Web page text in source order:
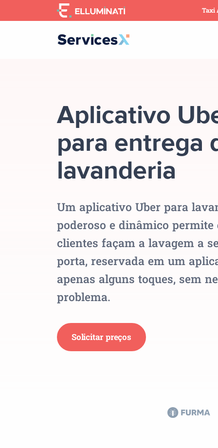
to
Taxi
Aplicativo
para entrega
lavanderia
Um aplicativo Uber para
poderoso e dinâmico permite
clientes façam a lavagem a
porta, reservada em um
apenas alguns toques, sem
problema.
Solicitar preços